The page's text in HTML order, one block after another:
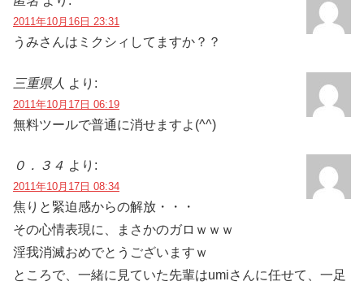
2011年10月16日 23:31
うみさんはミクシィしてますか？？
三重県人 より:
2011年10月17日 06:19
無料ツールで普通に消せますよ(^^)
０．３４ より:
2011年10月17日 08:34
焦りと緊迫感からの解放・・・
その心情表現に、まさかのガロｗｗｗ
淫我消滅おめでとうございますｗ
ところで、一緒に見ていた先輩はumiさんに任せて、一足